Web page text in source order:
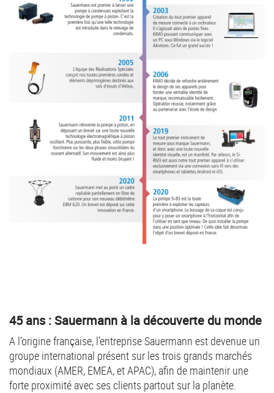
45 ans : Sauermann à la découverte du monde
A l’origine française, l’entreprise Sauermann est devenue un
groupe international présent sur les trois grands marchés
mondiaux (AMER, EMEA, et APAC), afin de maintenir une
forte proximité avec ses clients partout sur la planète.